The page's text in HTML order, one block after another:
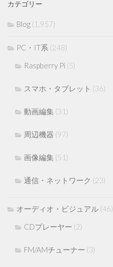
カテゴリー
Blog (1,957)
PC・IT系 (248)
Raspberry Pi (5)
スマホ・タブレット (36)
動画編集 (31)
周辺機器 (97)
画像編集 (51)
通信・ネットワーク (23)
オーディオ・ビジュアル (46)
CDプレーヤー (2)
FM/AMチューナー (3)